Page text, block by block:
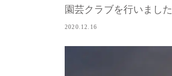
園芸クラブを行いました
2020.12.16